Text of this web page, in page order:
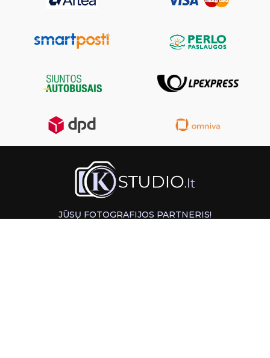
JŪSŲ FOTOGRAFIJOS PARTNERIS!